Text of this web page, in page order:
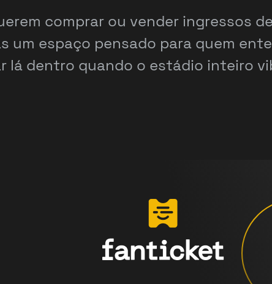
comprar ou vender ingressos
um espaço pensado para quem
lá dentro quando o estádio inteiro